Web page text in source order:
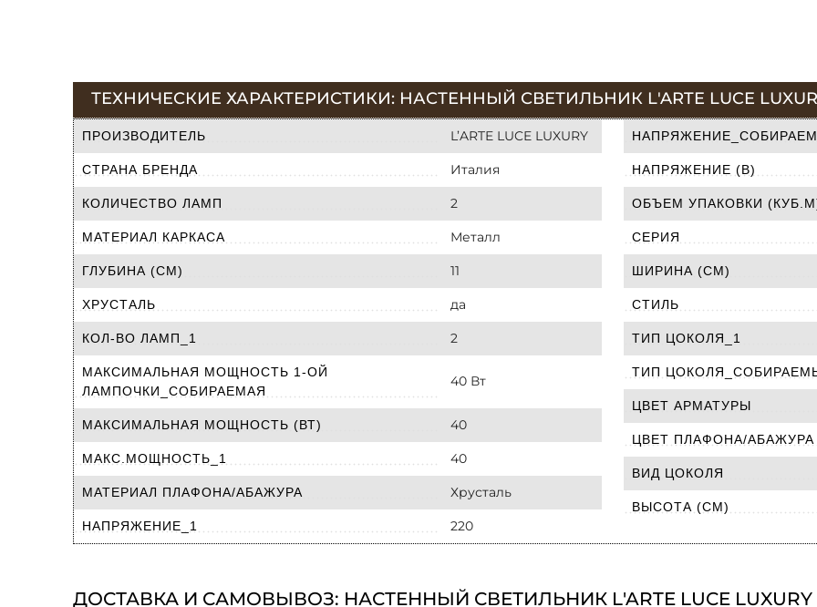
ТЕХНИЧЕСКИЕ ХАРАКТЕРИСТИКИ: НАСТЕННЫЙ СВЕТИЛЬНИК L'ARTE LUCE LUXURY
ПРОИЗВОДИТЕЛЬ L’ARTE LUCE LUXURY
СТРАНА БРЕНДА Италия
КОЛИЧЕСТВО ЛАМП 2
МАТЕРИАЛ КАРКАСА Металл
ГЛУБИНА (СМ) 11
ХРУСТАЛЬ да
КОЛ-ВО ЛАМП_1 2
МАКСИМАЛЬНАЯ МОЩНОСТЬ 1-ОЙ
ЛАМПОЧКИ_СОБИРАЕМАЯ
40 Вт
МАКСИМАЛЬНАЯ МОЩНОСТЬ (ВТ) 40
МАКС.МОЩНОСТЬ_1 40
МАТЕРИАЛ ПЛАФОНА/АБАЖУРА Хрусталь
НАПРЯЖЕНИЕ_1 220
НАПРЯЖЕНИЕ (В)
ОБЪЕМ УПАКОВКИ
СЕРИЯ
ШИРИНА (СМ)
СТИЛЬ
ТИП ЦОКОЛЯ_1
ТИП
ЦВЕТ АРМАТУРЫ
ЦВЕТ ПЛАФОНА/АБАЖУРА
ВИД ЦОКОЛЯ
ВЫСОТА (СМ)
ДОСТАВКА И САМОВЫВОЗ: НАСТЕННЫЙ СВЕТИЛЬНИК L'ARTE LUCE LUXURY